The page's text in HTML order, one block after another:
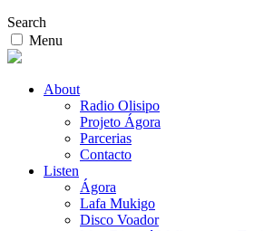
Search
Menu
About
Radio Olisipo
Projeto Ágora
Parcerias
Contacto
Listen
Ágora
Lafa Mukigo
Disco Voador